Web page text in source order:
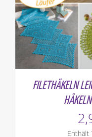
FILETHÄKELN
Enthält